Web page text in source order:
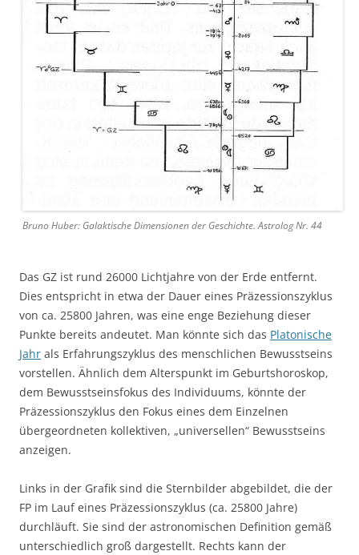
Bruno Huber: Galaktische Dimensionen der Geschichte. Astrolog Nr. 44
Das GZ ist rund 26000 Lichtjahre von der Erde entfernt.
Dies entspricht in etwa der Dauer eines Präzessionszyklus
von ca. 25800 Jahren, was eine enge Beziehung dieser
Punkte bereits andeutet. Man könnte sich das Platonische
Jahr als Erfahrungszyklus des menschlichen Bewusstseins
vorstellen. Ähnlich dem Alterspunkt im Geburtshoroskop,
dem Bewusstseinsfokus des Individuums, könnte der
Präzessionszyklus den Fokus eines dem Einzelnen
übergeordneten kollektiven, „universellen“ Bewusstseins
anzeigen.
Links in der Grafik sind die Sternbilder abgebildet, die der
FP im Lauf eines Präzessionszyklus (ca. 25800 Jahre)
durchläuft. Sie sind der astronomischen Definition gemäß
unterschiedlich groß dargestellt. Rechts kann der